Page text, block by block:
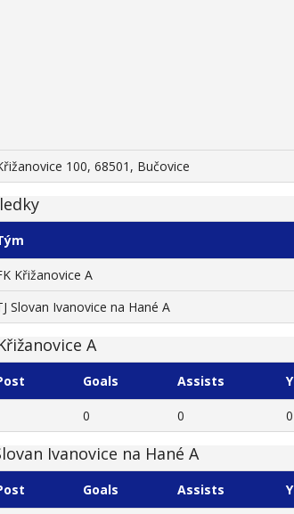
100, 68501, Bučovice
Křižanovice A
Slovan Ivanovice na Hané A
A
Goals Assists
0 0 0
Ivanovice na Hané A
Goals Assists